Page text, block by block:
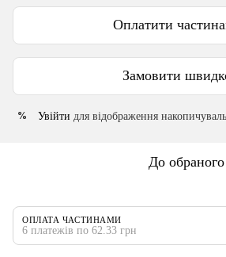
Оплатити
Замовити
% Увійти для відображення
До обраного
ОПЛАТА ЧАСТИНАМИ
6 платежів по 62.33 грн